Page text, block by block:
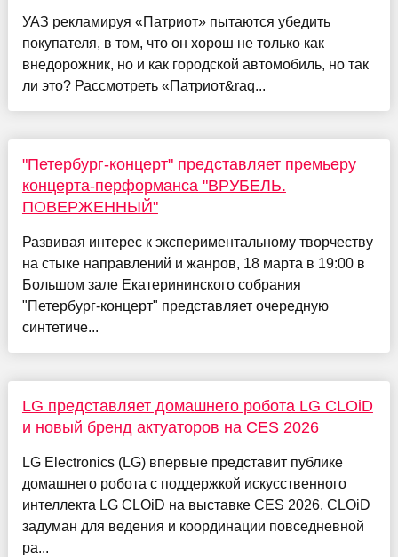
УАЗ рекламируя «Патриот» пытаются убедить
покупателя, в том, что он хорош не только как
внедорожник, но и как городской автомобиль, но так
ли это? Рассмотреть «Патриот&raq...
"Петербург-концерт" представляет премьеру
концерта-перформанса "ВРУБЕЛЬ.
ПОВЕРЖЕННЫЙ"
Развивая интерес к экспериментальному творчеству
на стыке направлений и жанров, 18 марта в 19:00 в
Большом зале Екатерининского собрания
"Петербург-концерт" представляет очередную
синтетиче...
LG представляет домашнего робота LG CLOiD
и новый бренд актуаторов на CES 2026
LG Electronics (LG) впервые представит публике
домашнего робота с поддержкой искусственного
интеллекта LG CLOiD на выставке CES 2026. CLOiD
задуман для ведения и координации повседневной
ра...